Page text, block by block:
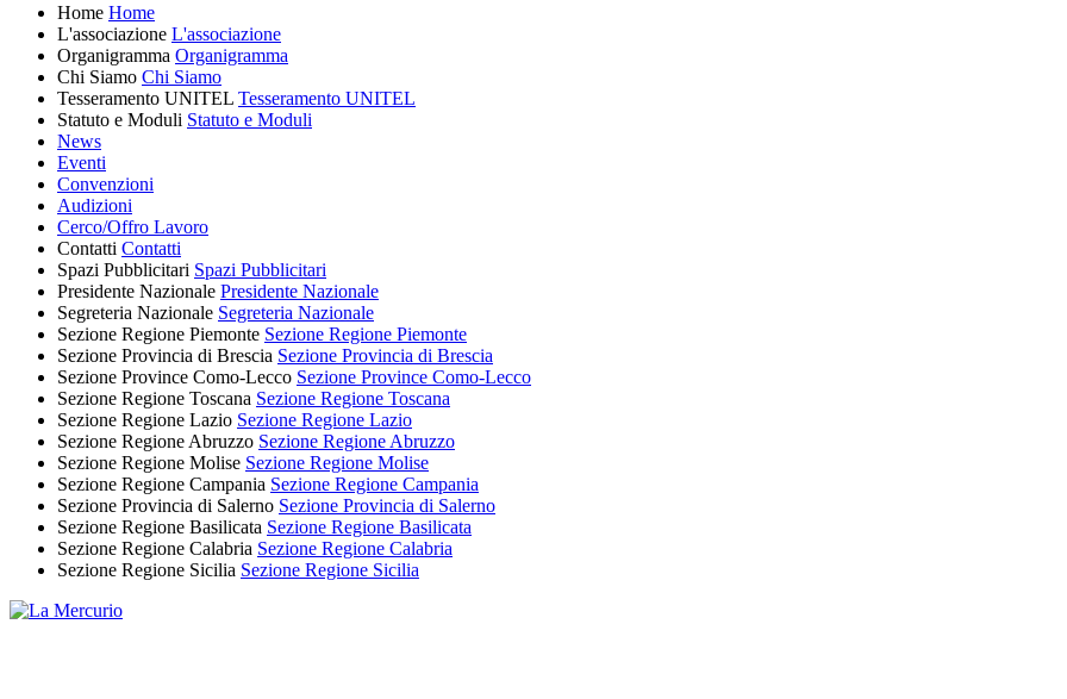
Home Home
L'associazione L'associazione
Organigramma Organigramma
Chi Siamo Chi Siamo
Tesseramento UNITEL Tesseramento UNITEL
Statuto e Moduli Statuto e Moduli
News
Eventi
Convenzioni
Audizioni
Cerco/Offro Lavoro
Contatti Contatti
Spazi Pubblicitari Spazi Pubblicitari
Presidente Nazionale Presidente Nazionale
Segreteria Nazionale Segreteria Nazionale
Sezione Regione Piemonte Sezione Regione Piemonte
Sezione Provincia di Brescia Sezione Provincia di Brescia
Sezione Province Como-Lecco Sezione Province Como-Lecco
Sezione Regione Toscana Sezione Regione Toscana
Sezione Regione Lazio Sezione Regione Lazio
Sezione Regione Abruzzo Sezione Regione Abruzzo
Sezione Regione Molise Sezione Regione Molise
Sezione Regione Campania Sezione Regione Campania
Sezione Provincia di Salerno Sezione Provincia di Salerno
Sezione Regione Basilicata Sezione Regione Basilicata
Sezione Regione Calabria Sezione Regione Calabria
Sezione Regione Sicilia Sezione Regione Sicilia